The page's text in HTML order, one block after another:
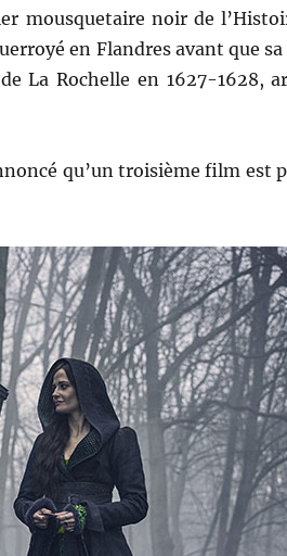
mousquetaire noir de
en Flandres avant que sa
La Rochelle en 1627-1628,
qu’un troisième film est